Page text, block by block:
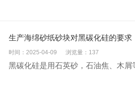
生产海绵砂纸砂块对黑碳化硅的要求
时间：2025-04-09 浏览量：137
黑碳化硅是用石英砂，石油焦、木屑